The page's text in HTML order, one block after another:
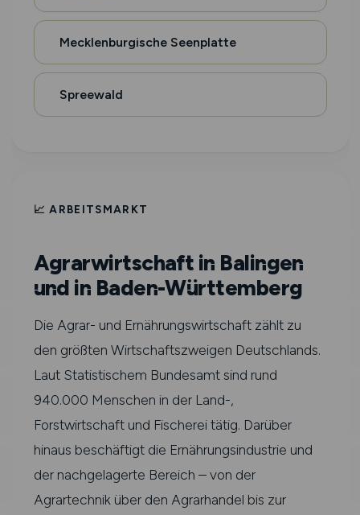
Mecklenburgische Seenplatte
Spreewald
📈 ARBEITSMARKT
Agrarwirtschaft in Balingen
und in Baden-Württemberg
Die Agrar- und Ernährungswirtschaft zählt zu
den größten Wirtschaftszweigen Deutschlands.
Laut Statistischem Bundesamt sind rund
940.000 Menschen in der Land-,
Forstwirtschaft und Fischerei tätig. Darüber
hinaus beschäftigt die Ernährungsindustrie und
der nachgelagerte Bereich – von der
Agrartechnik über den Agrarhandel bis zur